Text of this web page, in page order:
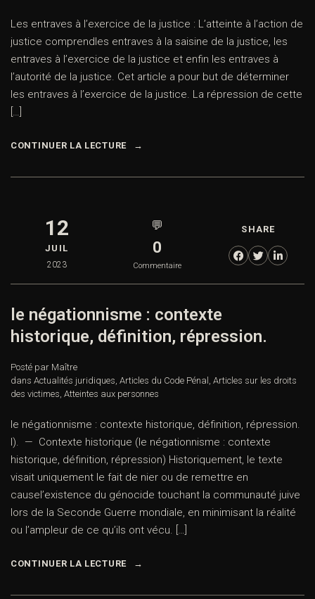
Les entraves à l’exercice de la justice : L’atteinte à l’action de
justice comprendles entraves à la saisine de la justice, les
entraves à l’exercice de la justice et enfin les entraves à
l’autorité de la justice. Cet article a pour but de déterminer
les entraves à l’exercice de la justice. La répression de cette
[…]
CONTINUER LA LECTURE
12
JUIL
2023
💬
0
Commentaire
SHARE
le négationnisme : contexte
historique, définition, répression.
Posté par Maître
dans Actualités juridiques, Articles du Code Pénal , Articles sur les droits
des victimes, Atteintes aux personnes
le négationnisme : contexte historique, définition, répression.
I). — Contexte historique (le négationnisme : contexte
historique, définition, répression) Historiquement, le texte
visait uniquement le fait de nier ou de remettre en
causel’existence du génocide touchant la communauté juive
lors de la Seconde Guerre mondiale, en minimisant la réalité
ou l’ampleur de ce qu’ils ont vécu. […]
CONTINUER LA LECTURE